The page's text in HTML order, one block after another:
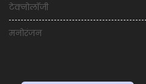
टेक्नोलॉजी
मनोरंजन